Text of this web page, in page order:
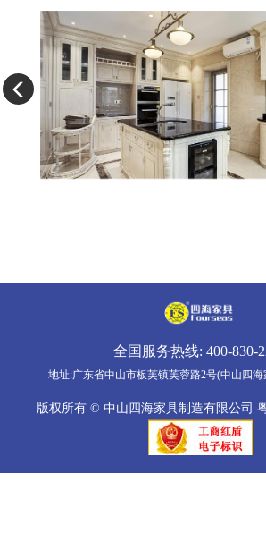
全国服务热线: 400-830-
地址:广东省中山市板芙镇芙蓉路2号(中山四
版权所有 © 中山四海家具制造有限公司